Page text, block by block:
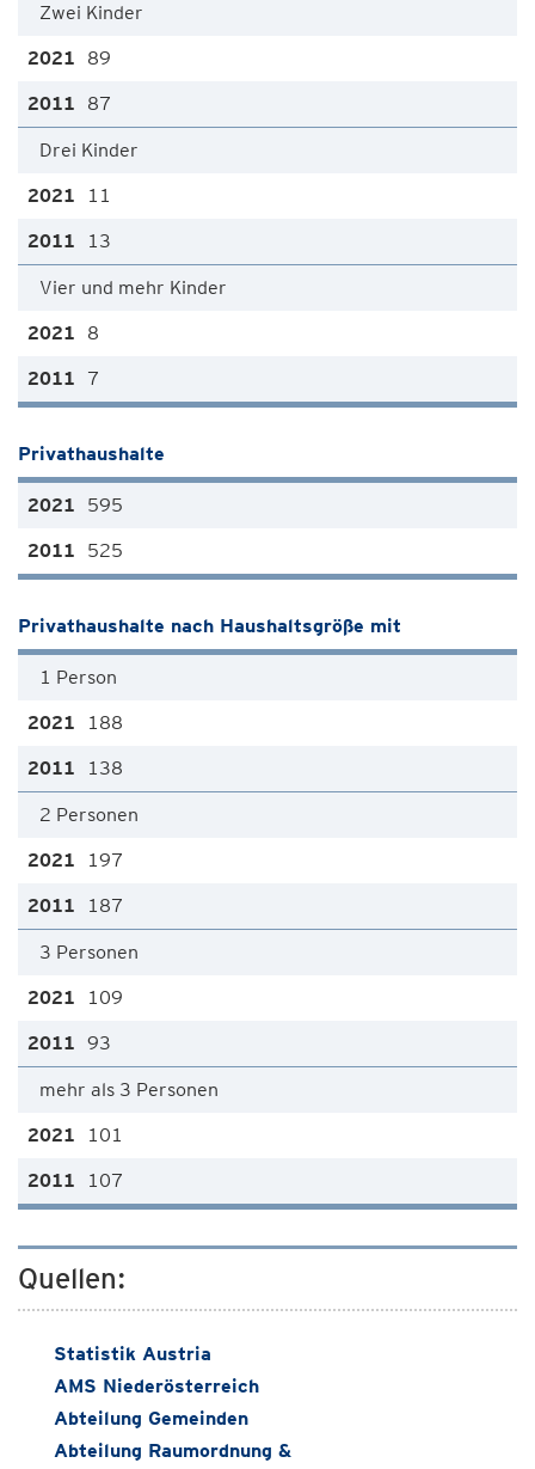
Zwei Kinder
89
87
Drei Kinder
11
13
Vier und mehr Kinder
8
7
Privathaushalte
595
525
Privathaushalte nach Haushaltsgröße mit
1 Person
188
138
2 Personen
197
187
3 Personen
109
93
mehr als 3 Personen
101
107
Quellen:
Statistik Austria
AMS Niederösterreich
Abteilung Gemeinden
Abteilung Raumordnung &